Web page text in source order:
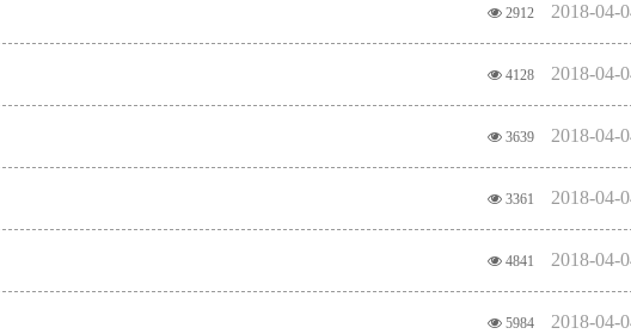
2912 2018-04-
4128 2018-04-
3639 2018-04-
3361 2018-04-
4841 2018-04-
5984 2018-04-